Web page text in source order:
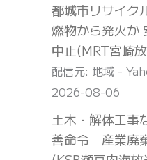
都城市リサイク
燃物から発火か
中止(MRT宮崎
配信元: 地域 -
2026-08-06
土木・解体工事
善命令 産業廃